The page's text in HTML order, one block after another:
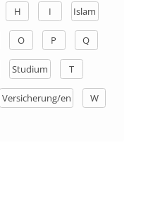
H I Islam
O P Q
Studium T
Versicherung/en W